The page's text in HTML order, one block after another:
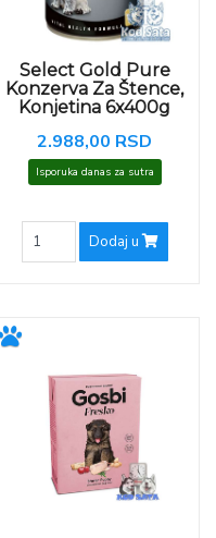
Select Gold Pure
Konzerva Za Štence,
Konjetina 6x400g
2.988,00 RSD
Isporuka danas za sutra
Dodaj u